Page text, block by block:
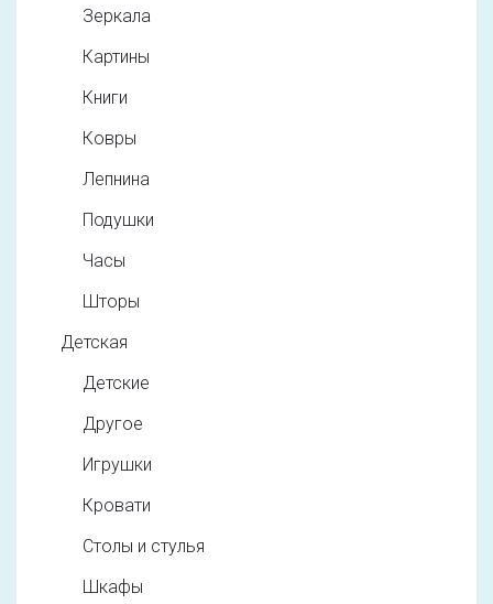
Зеркала
Картины
Книги
Ковры
Лепнина
Подушки
Часы
Шторы
Детская
Детские
Другое
Игрушки
Кровати
Столы и стулья
Шкафы